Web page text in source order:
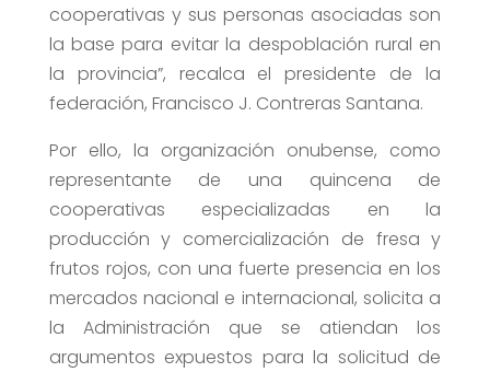
cooperativas y sus personas asociadas son
la base para evitar la despoblación rural en
la provincia”, recalca el presidente de la
federación, Francisco J. Contreras Santana.
Por ello, la organización onubense, como
representante de una quincena de
cooperativas especializadas en la
producción y comercialización de fresa y
frutos rojos, con una fuerte presencia en los
mercados nacional e internacional, solicita a
la Administración que se atiendan los
argumentos expuestos para la solicitud de